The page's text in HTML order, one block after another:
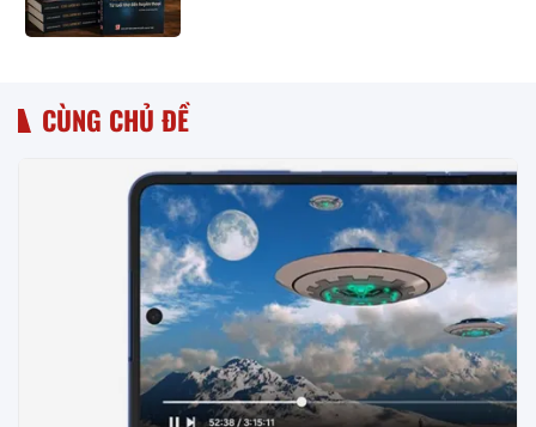
CÙNG CHỦ ĐỀ